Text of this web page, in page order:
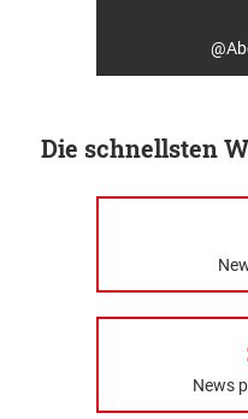
Die schnellsten
News